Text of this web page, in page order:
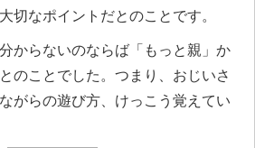
切なポイントだとのことです。
からないのならば「もっと親」か
のことでした。つまり、おじいさ
がらの遊び方、けっこう覚えてい